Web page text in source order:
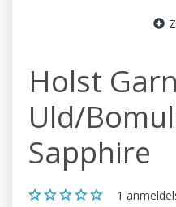
Holst
Uld/
Sapphire
1